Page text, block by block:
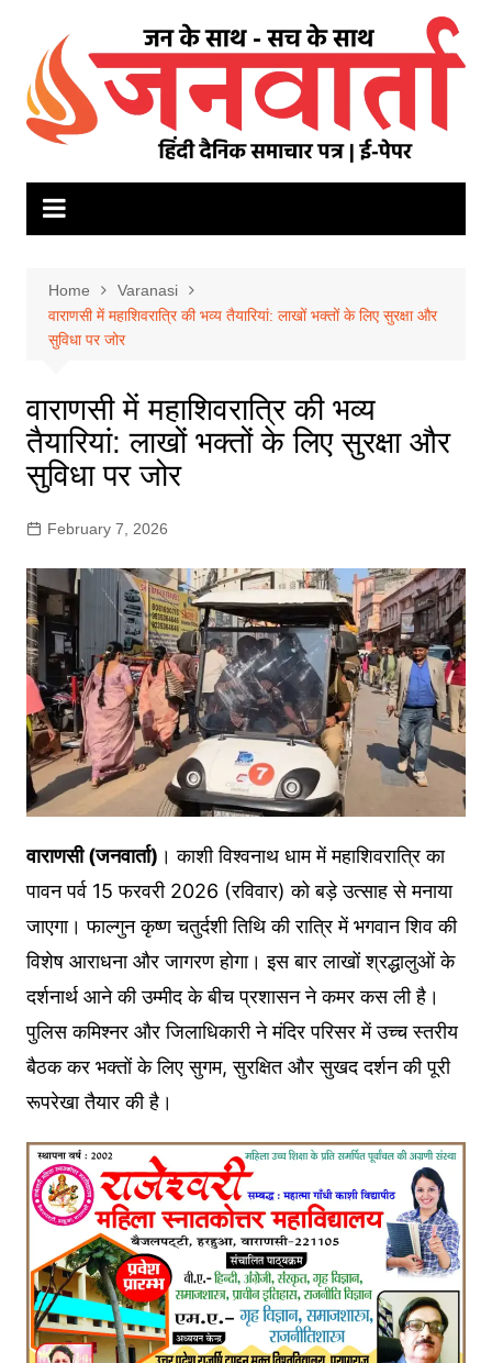
content
Home
Varanasi
वाराणसी में महाशिवरात्रि की भव्य तैयारियां: लाखों भक्तों के लिए सुरक्षा और
सुविधा पर जोर
वाराणसी में महाशिवरात्रि की भव्य
तैयारियां: लाखों भक्तों के लिए सुरक्षा और
सुविधा पर जोर
February 7, 2026
वाराणसी (जनवार्ता) । काशी विश्वनाथ धाम में महाशिवरात्रि का
पावन पर्व 15 फरवरी 2026 (रविवार) को बड़े उत्साह से मनाया
जाएगा। फाल्गुन कृष्ण चतुर्दशी तिथि की रात्रि में भगवान शिव की
विशेष आराधना और जागरण होगा। इस बार लाखों श्रद्धालुओं के
दर्शनार्थ आने की उम्मीद के बीच प्रशासन ने कमर कस ली है।
पुलिस कमिश्नर और जिलाधिकारी ने मंदिर परिसर में उच्च स्तरीय
बैठक कर भक्तों के लिए सुगम, सुरक्षित और सुखद दर्शन की पूरी
रूपरेखा तैयार की है।